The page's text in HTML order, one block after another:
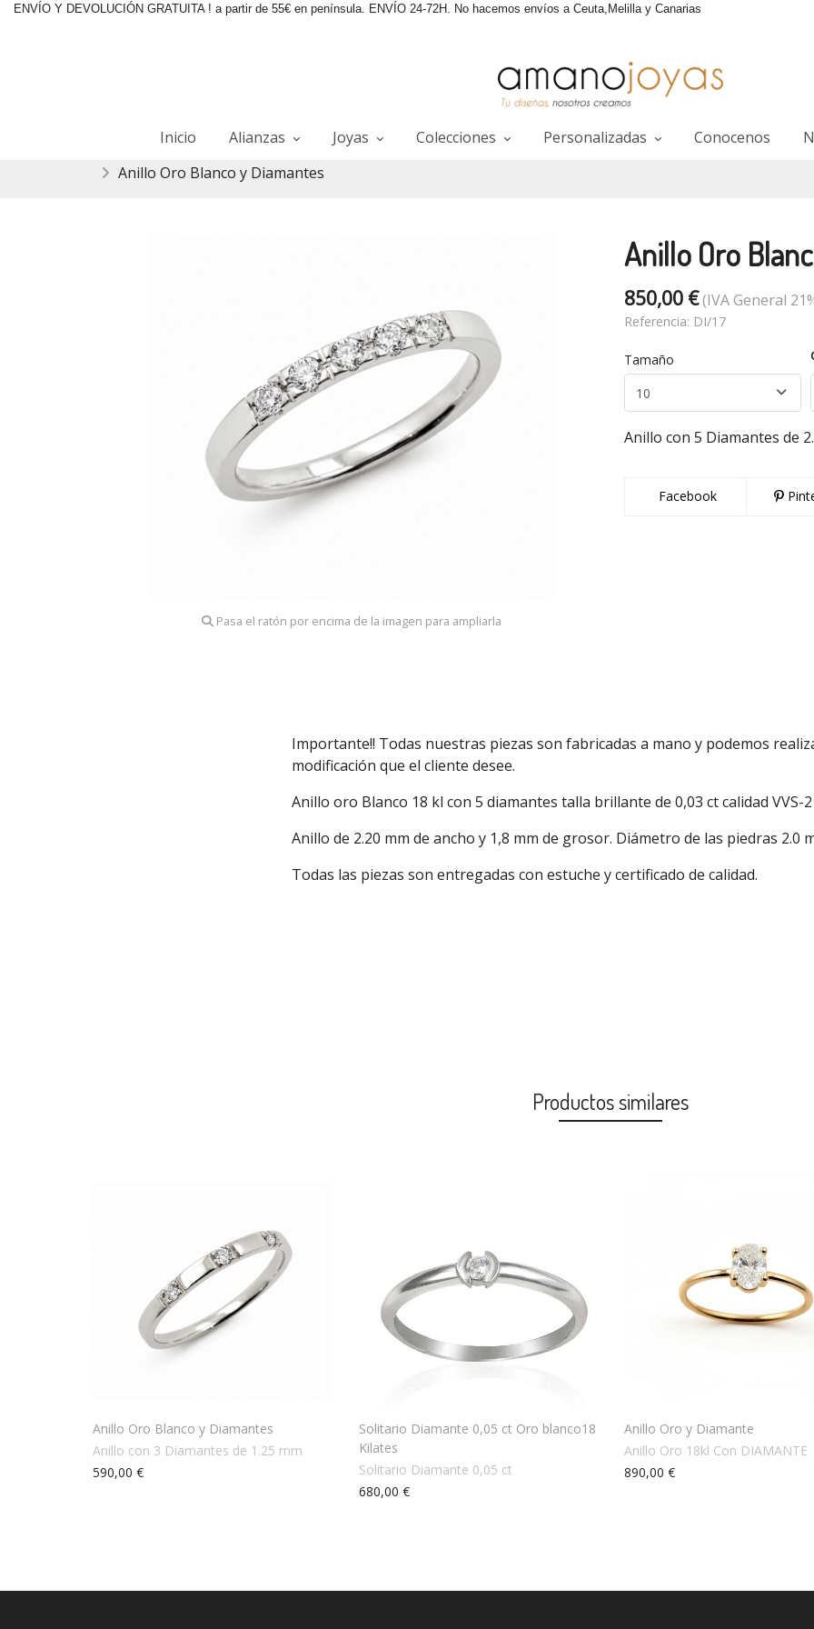
ENVÍO Y DEVOLUCIÓN GRATUITA ! a partir de 55€ en península. ENVÍO 24-72H. No hacemos envíos a Ceuta,Melilla y Canarias
Inicio Alianzas Joyas Colecciones Personalizadas Conocenos
Anillo Oro Blanco y Diamantes
Pasa el ratón por encima de la imagen para ampliarla
Anillo Oro
850,00 €(IVA General
Referencia: DI/17
Tamaño
10
Anillo con 5 Diamantes de
Facebook
Importante!! Todas nuestras piezas son fabricadas a mano y podemos
modificación que el cliente desee.
Anillo oro Blanco 18 kl con 5 diamantes talla brillante de 0,03 ct calidad VVS-
Anillo de 2.20 mm de ancho y 1,8 mm de grosor. Diámetro de las piedras 2.0
Todas las piezas son entregadas con estuche y certificado de calidad.
Productos similares
Anillo Oro Blanco y Diamantes
Anillo con 3 Diamantes de 1.25 mm
590,00 €
Solitario Diamante 0,05 ct Oro blanco18
Kilates
Solitario Diamante 0,05 ct
680,00 €
Anillo Oro y Diamante
Anillo Oro 18kl Con DIAMANTE
890,00 €